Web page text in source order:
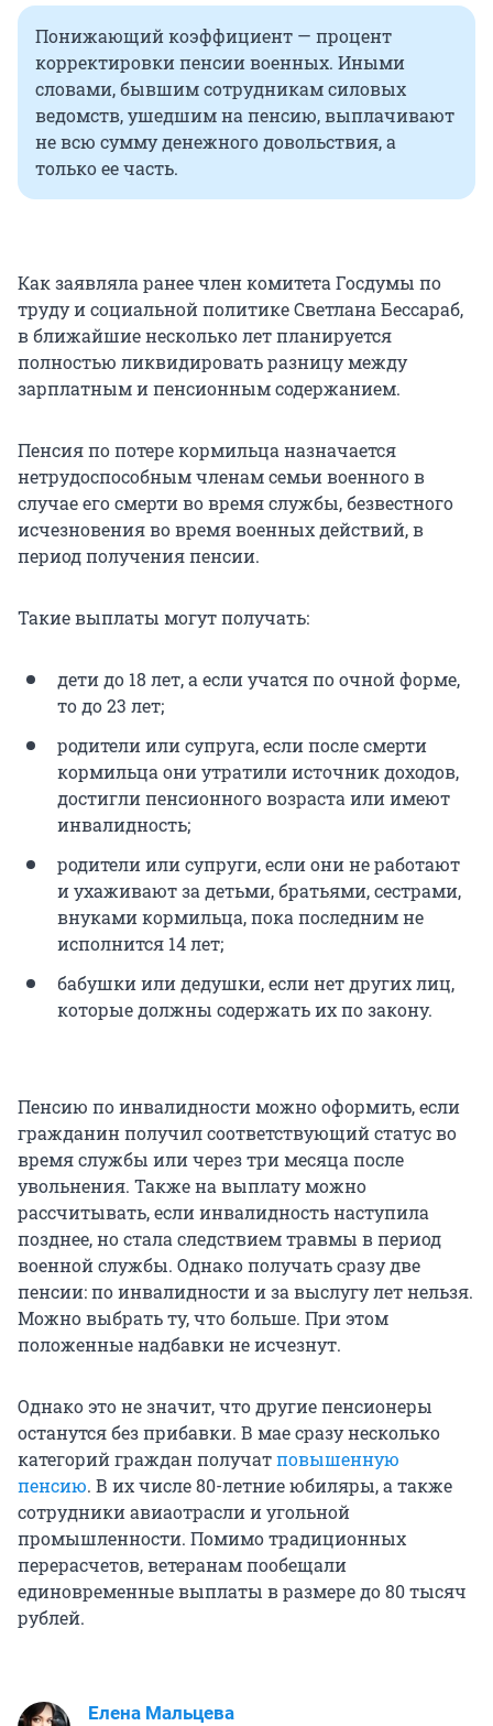
Понижающий коэффициент — процент
корректировки пенсии военных. Иными
словами, бывшим сотрудникам силовых
ведомств, ушедшим на пенсию, выплачивают
не всю сумму денежного довольствия, а
только ее часть.
Как заявляла ранее член комитета Госдумы по
труду и социальной политике Светлана Бессараб,
в ближайшие несколько лет планируется
полностью ликвидировать разницу между
зарплатным и пенсионным содержанием.
Пенсия по потере кормильца назначается
нетрудоспособным членам семьи военного в
случае его смерти во время службы, безвестного
исчезновения во время военных действий, в
период получения пенсии.
Такие выплаты могут получать:
дети до 18 лет, а если учатся по очной форме,
то до 23 лет;
родители или супруга, если после смерти
кормильца они утратили источник доходов,
достигли пенсионного возраста или имеют
инвалидность;
родители или супруги, если они не работают
и ухаживают за детьми, братьями, сестрами,
внуками кормильца, пока последним не
исполнится 14 лет;
бабушки или дедушки, если нет других лиц,
которые должны содержать их по закону.
Пенсию по инвалидности можно оформить, если
гражданин получил соответствующий статус во
время службы или через три месяца после
увольнения. Также на выплату можно
рассчитывать, если инвалидность наступила
позднее, но стала следствием травмы в период
военной службы. Однако получать сразу две
пенсии: по инвалидности и за выслугу лет нельзя.
Можно выбрать ту, что больше. При этом
положенные надбавки не исчезнут.
Однако это не значит, что другие пенсионеры
останутся без прибавки. В мае сразу несколько
категорий граждан получатповышенную
пенсию. В их числе 80-летние юбиляры, а также
сотрудники авиаотрасли и угольной
промышленности. Помимо традиционных
перерасчетов, ветеранам пообещали
единовременные выплаты в размере до 80 тысяч
рублей.
Елена Мальцева